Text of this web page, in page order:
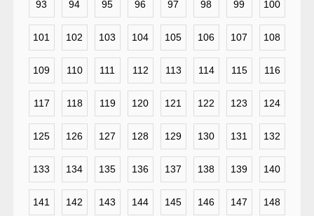
93 94 95 96 97 98 99 100
101 102 103 104 105 106 107 108
109 110 111 112 113 114 115 116
117 118 119 120 121 122 123 124
125 126 127 128 129 130 131 132
133 134 135 136 137 138 139 140
141 142 143 144 145 146 147 148